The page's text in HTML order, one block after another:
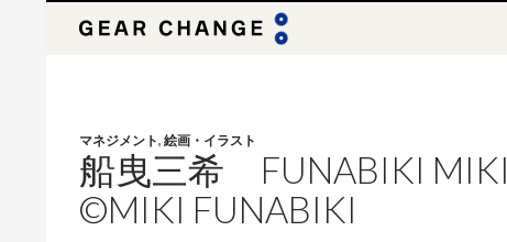
マネジメント, 絵画・イラスト
船曳三希 FUNABIKI MIKI
©MIKI FUNABIKI